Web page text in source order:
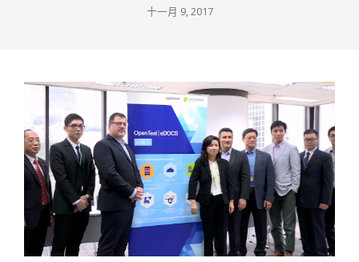
十一月 9, 2017